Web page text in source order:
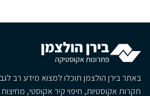
באתר בירן הולצמן תוכלו למצוא מידע רב
תקרות אקוסטיות, חיפוי קיר אקוסטי, מחיצות